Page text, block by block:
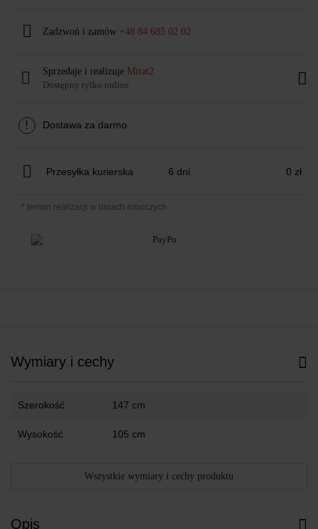
Zadzwoń i zamów +48 84 685 02 02
Sprzedaje i realizuje Mirat2
Dostępny tylko online
! Dostawa za darmo
Przesyłka kurierska 6 dni 0 zł
* termin realizacji w dniach roboczych
Wymiary i cechy
Szerokość 147 cm
Wysokość 105 cm
Wszystkie wymiary i cechy produktu
Opis